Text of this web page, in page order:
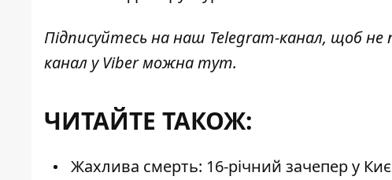
Підписуйтесь на наш Telegram-канал, щоб не
канал у Viber можнатут.
ЧИТАЙТЕ ТАКОЖ:
Жахлива смерть: 16-річний зачепер у